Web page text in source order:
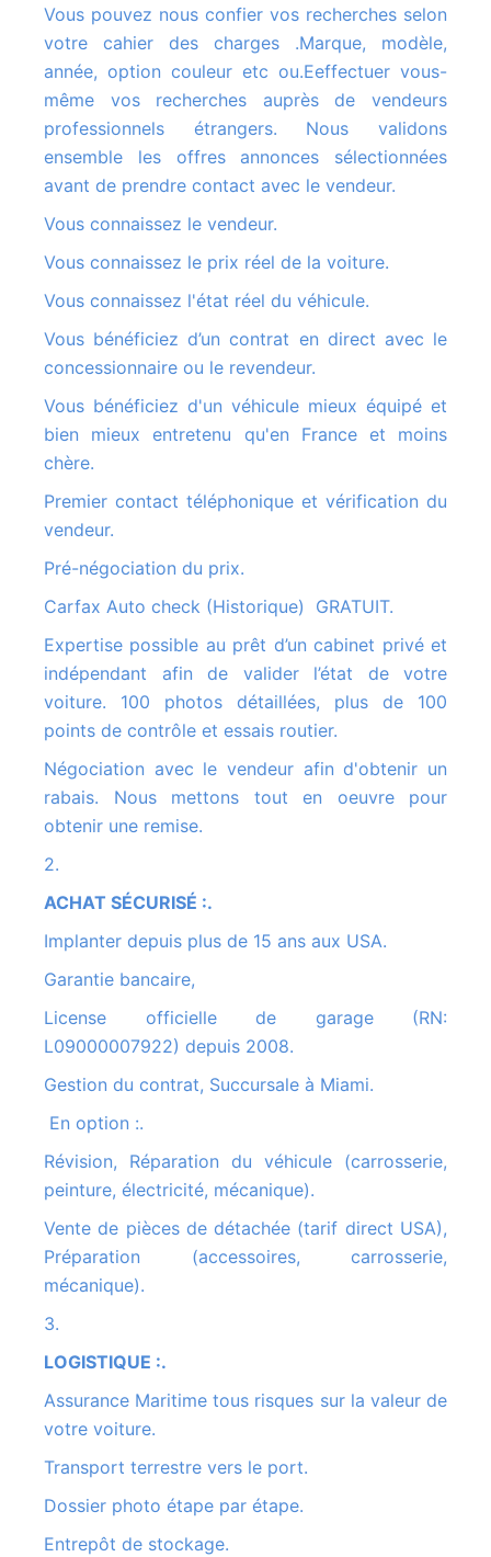
Vous pouvez nous confier vos recherches selon
votre cahier des charges .Marque, modèle,
année, option couleur etc ou.Eeffectuer vous-
même vos recherches auprès de vendeurs
professionnels étrangers. Nous validons
ensemble les offres annonces sélectionnées
avant de prendre contact avec le vendeur.
Vous connaissez le vendeur.
Vous connaissez le prix réel de la voiture.
Vous connaissez l'état réel du véhicule.
Vous bénéficiez d’un contrat en direct avec le
concessionnaire ou le revendeur.
Vous bénéficiez d'un véhicule mieux équipé et
bien mieux entretenu qu'en France et moins
chère.
Premier contact téléphonique et vérification du
vendeur.
Pré-négociation du prix.
Carfax Auto check (Historique) GRATUIT.
Expertise possible au prêt d’un cabinet privé et
indépendant afin de valider l’état de votre
voiture. 100 photos détaillées, plus de 100
points de contrôle et essais routier.
Négociation avec le vendeur afin d'obtenir un
rabais. Nous mettons tout en oeuvre pour
obtenir une remise.
2.
ACHAT SÉCURISÉ :.
Implanter depuis plus de 15 ans aux USA.
Garantie bancaire,
License officielle de garage (RN:
L09000007922) depuis 2008.
Gestion du contrat, Succursale à Miami.
En option :.
Révision, Réparation du véhicule (carrosserie,
peinture, électricité, mécanique).
Vente de pièces de détachée (tarif direct USA),
Préparation (accessoires, carrosserie,
mécanique).
3.
LOGISTIQUE :.
Assurance Maritime tous risques sur la valeur de
votre voiture.
Transport terrestre vers le port.
Dossier photo étape par étape.
Entrepôt de stockage.